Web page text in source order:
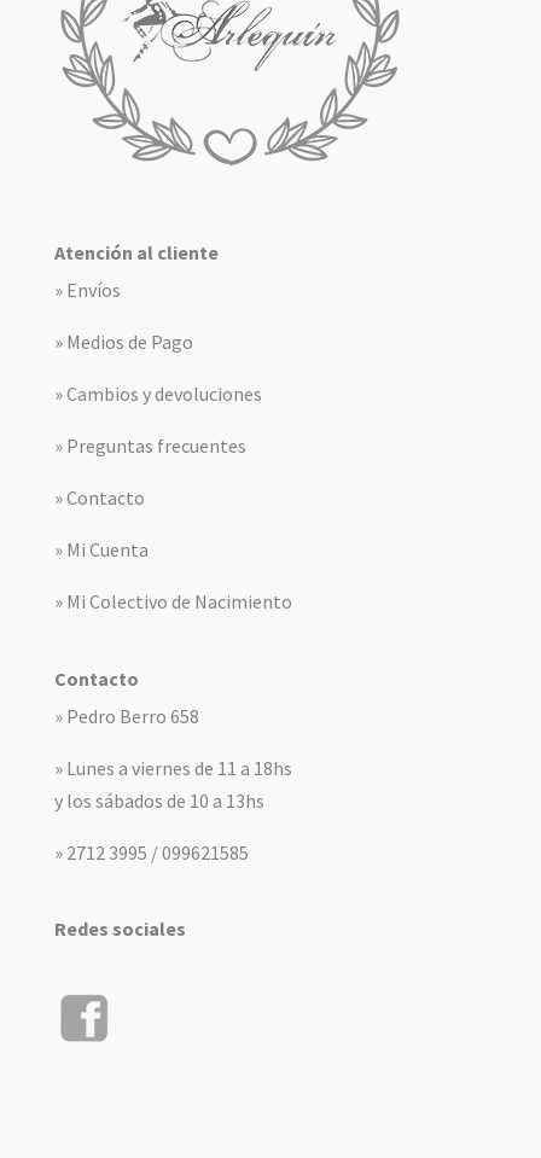
Atención al cliente
» Envíos
» Medios de Pago
» Cambios y devoluciones
» Preguntas frecuentes
» Contacto
» Mi Cuenta
» Mi Colectivo de Nacimiento
Contacto
» Pedro Berro 658
» Lunes a viernes de 11 a 18hs
y los sábados de 10 a 13hs
» 2712 3995 / 099621585
Redes sociales